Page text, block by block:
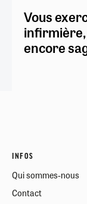
Vous
encore
INFOS
Qui sommes-nous
Contact